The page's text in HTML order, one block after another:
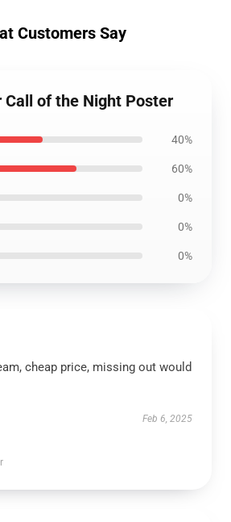
Customers Say
Call of the Night Poster
40%
60%
0%
0%
0%
cheap price, missing out would
Feb 6, 2025